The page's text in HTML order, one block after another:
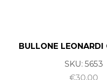
BULLONE LEONARDI
SKU:5653
€30,00